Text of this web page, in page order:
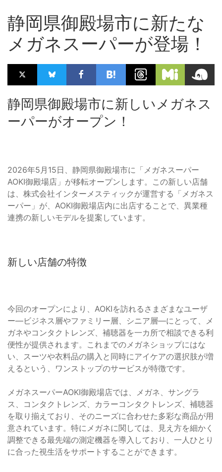
静岡県御殿場市に新たな
メガネスーパーが登場！
静岡県御殿場市に新しいメガネス
ーパーがオープン！
2026年5月15日、静岡県御殿場市に「メガネスーパー
AOKI御殿場店」が移転オープンします。この新しい店舗
は、株式会社インターメスティックが運営する「メガネス
ーパー」が、AOKI御殿場店内に出店することで、異業種
連携の新しいモデルを提案しています。
新しい店舗の特徴
今回のオープンにより、AOKIを訪れるさまざまなユーザ
ー—ビジネス層やファミリー層、シニア層—にとって、メ
ガネやコンタクトレンズ、補聴器を一カ所で相談できる利
便性が提供されます。これまでのメガネショップにはな
い、スーツや衣料品の購入と同時にアイケアの選択肢が増
えるという、ワンストップのサービスが特徴です。
メガネスーパーAOKI御殿場店では、メガネ、サングラ
ス、コンタクトレンズ、カラーコンタクトレンズ、補聴器
を取り揃えており、そのニーズに合わせた多彩な商品が用
意されています。特にメガネに関しては、見え方を細かく
調整できる最先端の測定機器を導入しており、一人ひとり
に合った視生活をサポートすることができます。